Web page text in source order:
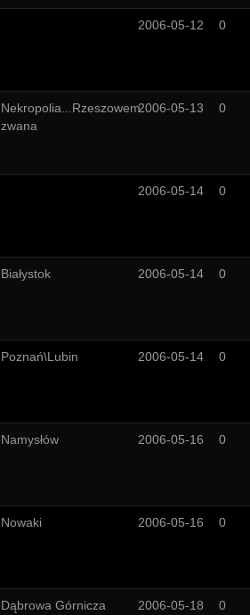
2006-05-12 0
Nekropolia...Rzeszowem
zwana
2006-05-13 0
2006-05-14 0
Białystok 2006-05-14 0
Poznań\Lubin 2006-05-14 0
Namysłów 2006-05-16 0
Nowaki 2006-05-16 0
Dąbrowa Górnicza 2006-05-18 0